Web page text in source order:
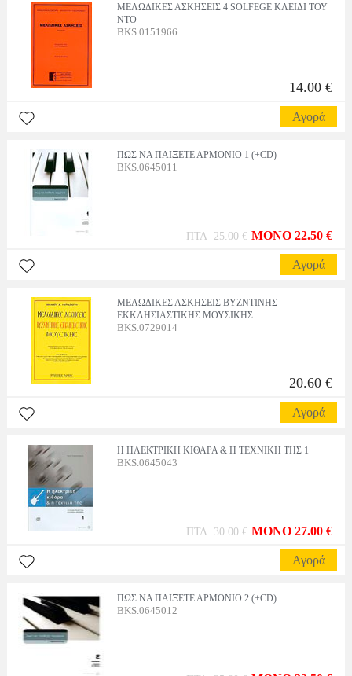
ΜΕΛΩΔΙΚΕΣ ΑΣΚΗΣΕΙΣ 4 SOLFEGE ΚΛΕΙΔΙ ΤΟΥ
ΝΤΟ
BKS.0151966
14.00 €
Αγορά
ΠΩΣ ΝΑ ΠΑΙΞΕΤΕ ΑΡΜΟΝΙΟ 1 (+CD)
BKS.0645011
ΠΤΛ 25.00 € MONO 22.50 €
Αγορά
ΜΕΛΩΔΙΚΕΣ ΑΣΚΗΣΕΙΣ ΒΥΖΝΤΙΝΗΣ
ΕΚΚΛΗΣΙΑΣΤΙΚΗΣ ΜΟΥΣΙΚΗΣ
BKS.0729014
20.60 €
Αγορά
H HΛΕΚΤΡΙΚΗ ΚΙΘΑΡΑ & Η ΤΕΧΝΙΚΗ ΤΗΣ 1
BKS.0645043
ΠΤΛ 30.00 € MONO 27.00 €
Αγορά
ΠΩΣ ΝΑ ΠΑΙΞΕΤΕ ΑΡΜΟΝΙΟ 2 (+CD)
BKS.0645012